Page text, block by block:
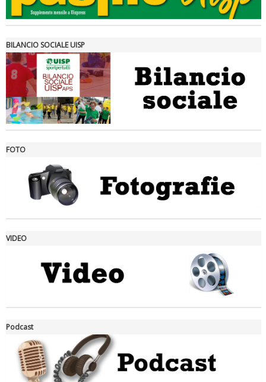
Ddl Lobby, Uisp: “Il Parlamento valorizzi le nostre specificità"
BILANCIO SOCIALE UISP
FOTO
VIDEO
Podcast